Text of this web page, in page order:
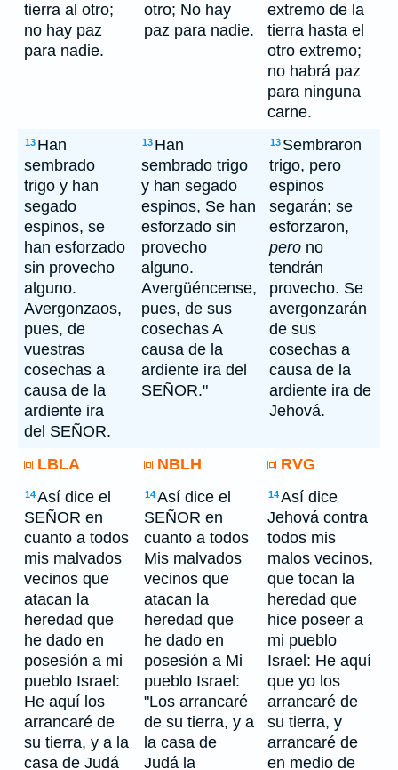
tierra al otro;
no hay paz
para nadie.
otro; No hay
paz para nadie.
extremo de la
tierra hasta el
otro extremo;
no habrá paz
para ninguna
carne.
13 Han
sembrado
trigo y han
segado
espinos, se
han esforzado
sin provecho
alguno.
Avergonzaos,
pues, de
vuestras
cosechas a
causa de la
ardiente ira
del SEÑOR.
13 Han
sembrado trigo
y han segado
espinos, Se han
esforzado sin
provecho
alguno.
Avergüéncense,
pues, de sus
cosechas A
causa de la
ardiente ira del
SEÑOR."
13 Sembraron
trigo, pero
espinos
segarán; se
esforzaron,
pero no
tendrán
provecho. Se
avergonzarán
de sus
cosechas a
causa de la
ardiente ira de
Jehová.
LBLA NBLH RVG
14Así dice el
SEÑOR en
cuanto a todos
mis malvados
vecinos que
atacan la
heredad que
he dado en
posesión a mi
pueblo Israel:
He aquí los
arrancaré de
su tierra, y a la
casa de Judá
14Así dice el
SEÑOR en
cuanto a todos
Mis malvados
vecinos que
atacan la
heredad que
he dado en
posesión a Mi
pueblo Israel:
"Los arrancaré
de su tierra, y a
la casa de
Judá la
14Así dice
Jehová contra
todos mis
malos vecinos,
que tocan la
heredad que
hice poseer a
mi pueblo
Israel: He aquí
que yo los
arrancaré de
su tierra, y
arrancaré de
en medio de